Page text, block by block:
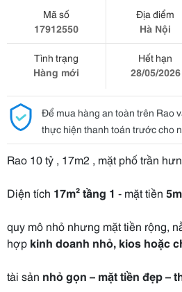
Mã số
17912550
Địa điểm
Hà Nội
Tình trạng
Hàng mới
Hết hạn
28/05/2026
Để mua hàng an toàn trên Rao
thực hiện thanh toán trước cho
Rao 10 tỷ , 17m2 , mặt phố trần
Diện tích 17m² tầng 1 - mặt tiền 5m
quy mô nhỏ nhưng mặt tiền rộng,
hợp kinh doanh nhỏ, kios hoặc
tài sản nhỏ gọn – mặt tiền đẹp –